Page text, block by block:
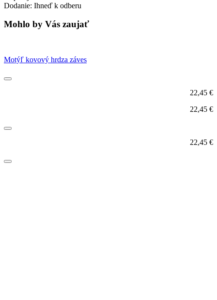
Dodanie: Ihneď k odberu
Mohlo by Vás zaujať
Motýľ kovový hrdza záves
22,45 €
22,45 €
22,45 €